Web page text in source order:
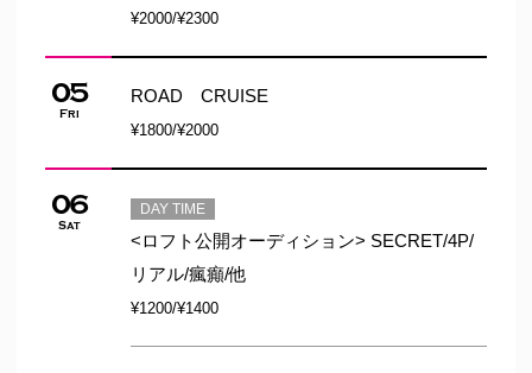
¥2000/¥2300
05
Fri
ROAD CRUISE
¥1800/¥2000
06
Sat
DAY TIME
<ロフト公開オーディション> SECRET/4P/
リアル/瘋癲/他
¥1200/¥1400